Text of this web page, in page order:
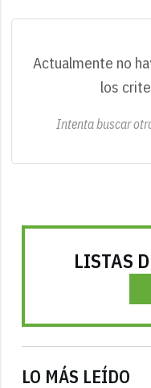
Actualmente no
los
Intenta buscar
LISTAS
LO MÁS LEÍDO